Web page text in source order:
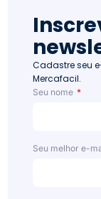
dol
as e
ala
van
que
Cadastre seu
Mercafacil.
Seu nome
Seu melhor e-